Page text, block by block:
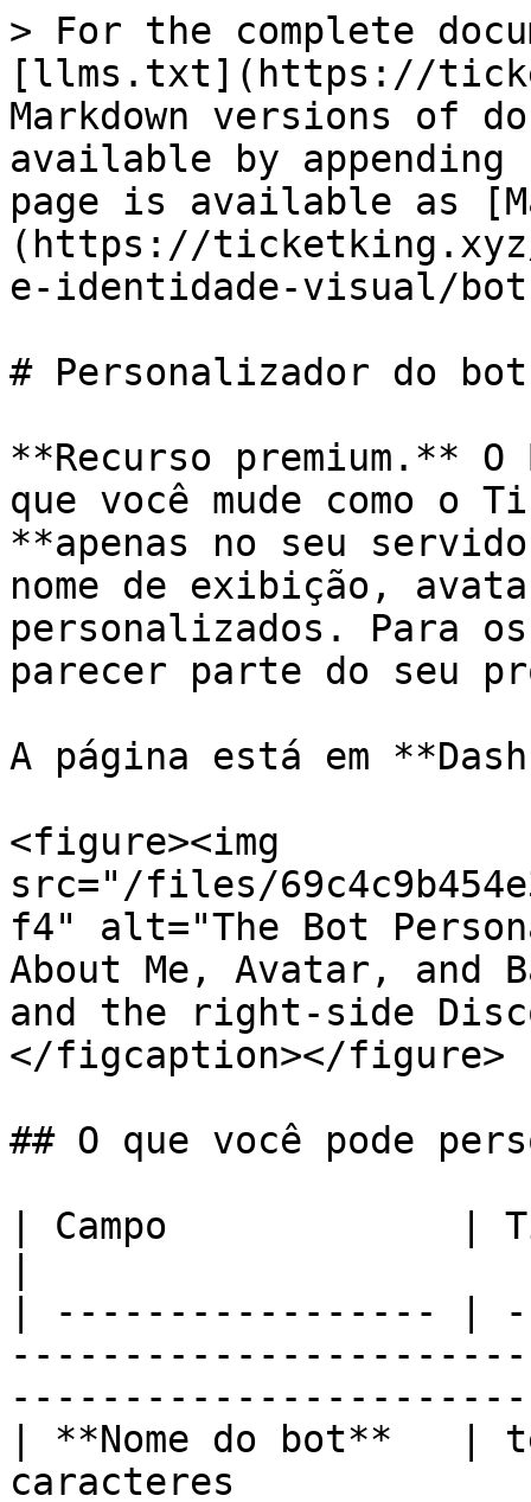
> For the complete
[llms.txt](https://
Markdown versions of
available by
page is available as
(https://
e-identidade-visual/
# Personalizador do bot
**Recurso premium.**
que você mude como o
**apenas no seu
nome de exibição,
personalizados. Para
parecer parte do seu
A página está em
<figure><img
src="/files/
f4" alt="The Bot
About Me, Avatar,
and the right-side
</figcaption></figure>
## O que você pode
| Campo             |
| ----------------- |
| **Nome do bot**
caracteres